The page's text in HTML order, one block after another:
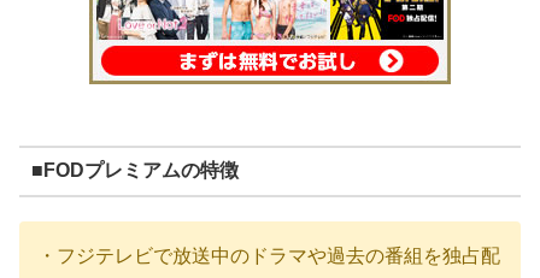
■FODプレミアムの特徴
・フジテレビで放送中のドラマや過去の番組を独占配